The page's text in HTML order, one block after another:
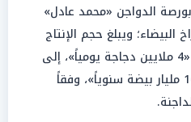
الدواجن «محمد عادل»
الفراخ البيضاء؛ ويبلغ حجم الإنتاج
المحلي الإجمالي في مصر نحو «4 ملايين دجاجة يومياً»، إلى
جانب إنتاج قومي يقدر بنحو «16 مليار بيضة سنوياً»، وفقاً